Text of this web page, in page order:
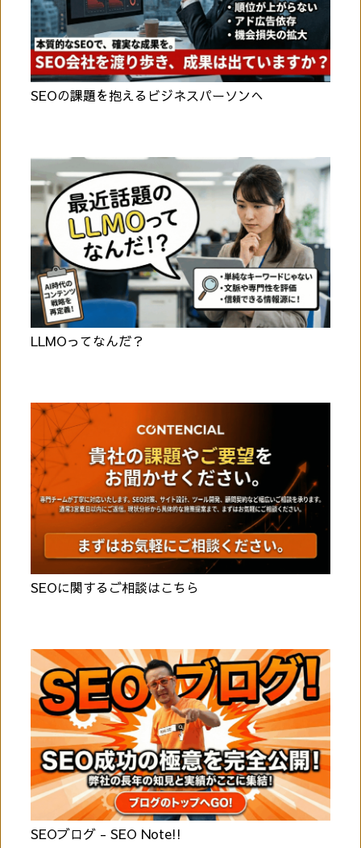
SEOの課題を抱えるビジネスパーソンへ
LLMOってなんだ？
SEOに関するご相談はこちら
SEOブログ - SEO Note!!